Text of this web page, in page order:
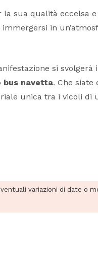
la sua qualità eccelsa
in
si
bus navetta. Che
unica tra i vicoli di
variazioni di date o